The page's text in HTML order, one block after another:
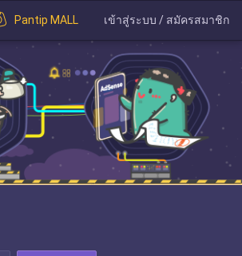
Pantip MALL เข้าสู่ระบบ / สมัครสมาชิก